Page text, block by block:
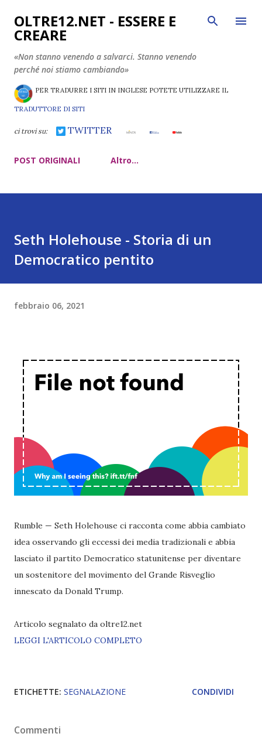
Passa ai contenuti principali
OLTRE12.NET - ESSERE E
CREARE
«Non stanno venendo a salvarci. Stanno venendo
perché noi stiamo cambiando»
PER TRADURRE I SITI IN INGLESE POTETE UTILIZZARE IL
TRADUTTORE DI SITI
ci trovi su: TWITTER
POST ORIGINALI Altro…
Seth Holehouse - Storia di un
Democratico pentito
febbraio 06, 2021
Rumble — Seth Holehouse ci racconta come abbia cambiato
idea osservando gli eccessi dei media tradizionali e abbia
lasciato il partito Democratico statunitense per diventare
un sostenitore del movimento del Grande Risveglio
innescato da Donald Trump.
Articolo segnalato da oltre12.net
LEGGI L'ARTICOLO COMPLETO
ETICHETTE: SEGNALAZIONE CONDIVIDI
Commenti